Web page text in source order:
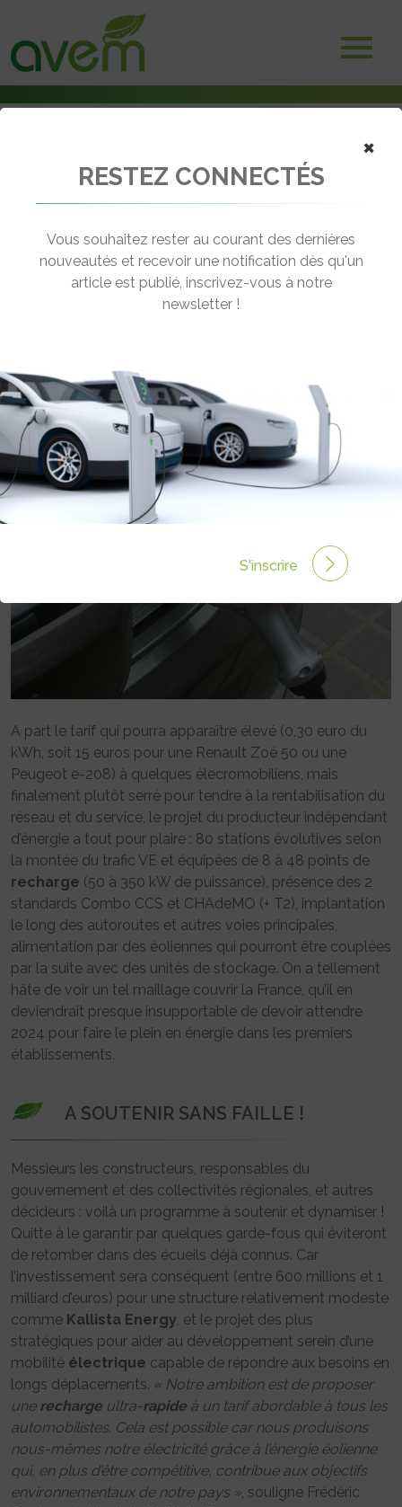
Le réseau de recharge rapide inespéré de Kallista Energy
← Revenir aux actualités
INESPÉRÉ DE KALLISTA ENERGY
Rédigé par Philippe Schwoerer le 03 Juil 2020 à 00:00
0 commentaires
A part le tarif qui pourra apparaître élevé (0,30 euro du
kWh, soit 15 euros pour une Renault Zoé 50 ou une
Peugeot e-208) à quelques élecromobiliens, mais
finalement plutôt serré pour tendre à la rentabilisation du
réseau et du service, le projet du producteur indépendant
d’énergie a tout pour plaire : 80 stations évolutives selon
la montée du trafic VE et équipées de 8 à 48 points de
recharge (50 à 350 kW de puissance), présence des 2
standards Combo CCS et CHAdeMO (+ T2), implantation
le long des autoroutes et autres voies principales,
alimentation par des éoliennes qui pourront être couplées
par la suite avec des unités de stockage. On a tellement
hâte de voir un tel maillage couvrir la France, qu’il en
deviendrait presque insupportable de devoir attendre
2024 pour faire le plein en énergie dans les premiers
établissements.
A SOUTENIR SANS FAILLE !
Messieurs les constructeurs, responsables du
gouvernement et des collectivités régionales, et autres
décideurs : voilà un programme à soutenir et dynamiser !
Quitte à le garantir par quelques garde-fous qui éviteront
de retomber dans des écueils déjà connus. Car
l’investissement sera conséquent (entre 600 millions et 1
milliard d’euros) pour une structure relativement modeste
comme Kallista Energy, et le projet des plus
stratégiques pour aider au développement serein d’une
mobilité électrique capable de répondre aux besoins en
longs déplacements. « Notre ambition est de proposer
une recharge ultra-rapide à un tarif abordable à tous les
automobilistes. Cela est possible car nous produisons
nous-mêmes notre électricité grâce à l’énergie éolienne
qui, en plus d’être compétitive, contribue aux objectifs
environnementaux de notre pays », souligne Frédéric
×
RESTEZ CONNECTÉS
Vous souhaitez rester au courant des dernières
nouveautés et recevoir une notification dès qu'un
article est publié, inscrivez-vous à notre
newsletter !
S'inscrire